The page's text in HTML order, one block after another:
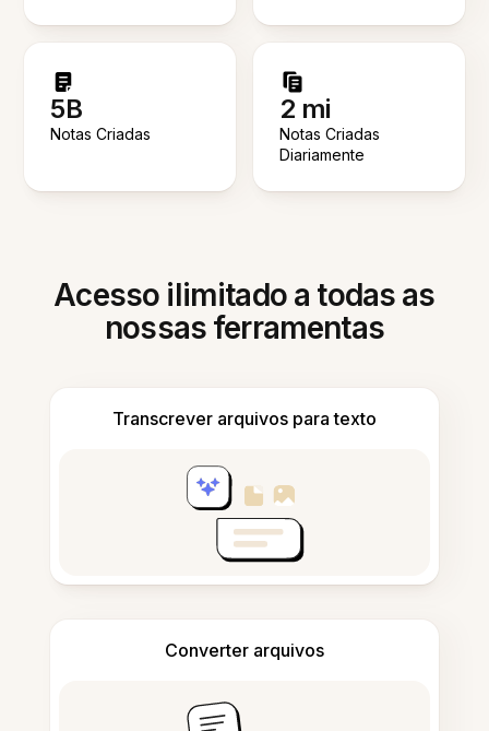
5B
Notas Criadas
2 mi
Notas Criadas
Diariamente
Acesso ilimitado a todas as
nossas ferramentas
Transcrever arquivos para texto
Converter arquivos